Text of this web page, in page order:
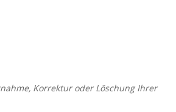
Korrektur oder Löschung Ihrer